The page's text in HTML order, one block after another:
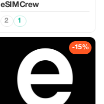
eSIMCrew
2 1
-15%